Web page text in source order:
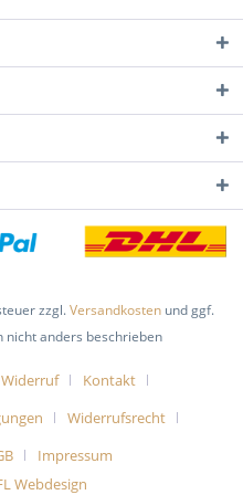
zzgl.Versandkosten und ggf.
nicht anders beschrieben
Widerruf
Kontakt
Widerrufsrecht
Impressum
Webdesign